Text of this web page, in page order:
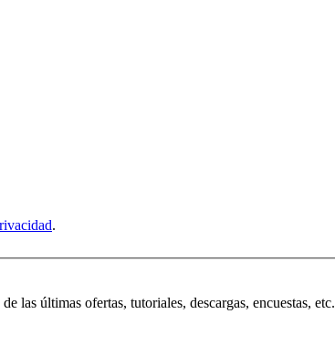
.
las últimas ofertas, tutoriales, descargas, encuestas, etc.